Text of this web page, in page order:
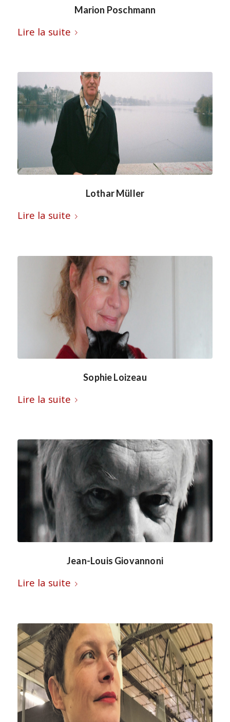
Marion Poschmann
Lire la suite
Lothar Müller
Lire la suite
Sophie Loizeau
Lire la suite
Jean-Louis Giovannoni
Lire la suite